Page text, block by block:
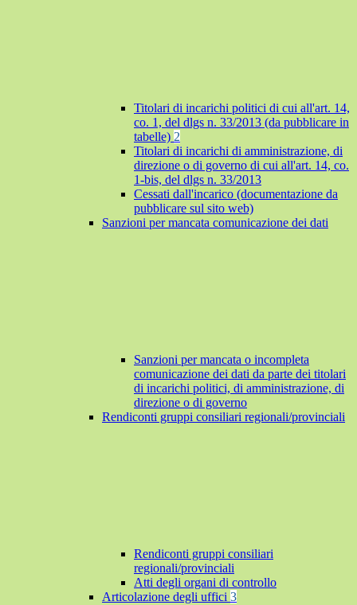
Titolari di incarichi politici di cui all'art. 14,
co. 1, del dlgs n. 33/2013 (da pubblicare in
tabelle) 2
Titolari di incarichi di amministrazione, di
direzione o di governo di cui all'art. 14, co.
1-bis, del dlgs n. 33/2013
Cessati dall'incarico (documentazione da
pubblicare sul sito web)
Sanzioni per mancata comunicazione dei dati
Sanzioni per mancata o incompleta
comunicazione dei dati da parte dei titolari
di incarichi politici, di amministrazione, di
direzione o di governo
Rendiconti gruppi consiliari regionali/provinciali
Rendiconti gruppi consiliari
regionali/provinciali
Atti degli organi di controllo
Articolazione degli uffici 3